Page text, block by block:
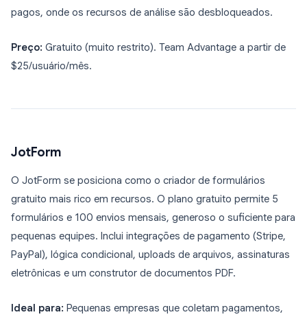
pagos, onde os recursos de análise são desbloqueados.
Preço: Gratuito (muito restrito). Team Advantage a partir de
$25/usuário/mês.
JotForm
O JotForm se posiciona como o criador de formulários
gratuito mais rico em recursos. O plano gratuito permite 5
formulários e 100 envios mensais, generoso o suficiente para
pequenas equipes. Inclui integrações de pagamento (Stripe,
PayPal), lógica condicional, uploads de arquivos, assinaturas
eletrônicas e um construtor de documentos PDF.
Ideal para: Pequenas empresas que coletam pagamentos,